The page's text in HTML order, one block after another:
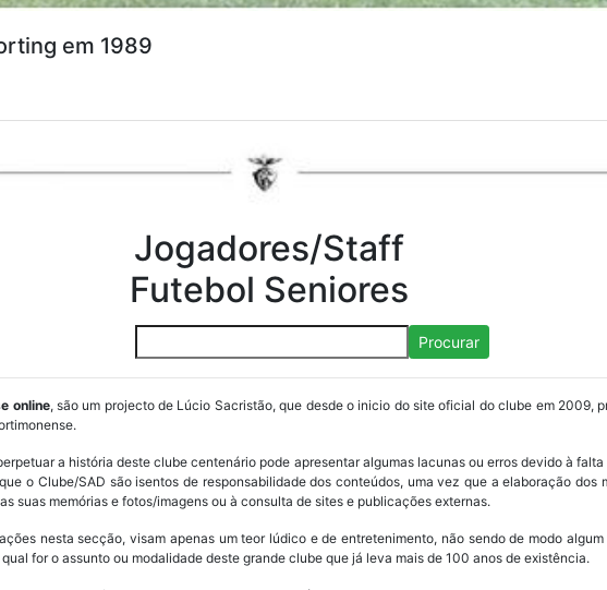
em 1989
Jogadores/Staff
Futebol Seniores
Procurar
online, são um projecto de Lúcio Sacristão, que desde o inicio do site oficial do clube em 2009,
a história deste clube centenário pode apresentar algumas lacunas ou erros devido à
o Clube/SAD são isentos de responsabilidade dos conteúdos, uma vez que a elaboração
suas memórias e fotos/imagens ou à consulta de sites e publicações externas.
nesta secção, visam apenas um teor lúdico e de entretenimento, não sendo de modo
for o assunto ou modalidade deste grande clube que já leva mais de 100 anos de existência.